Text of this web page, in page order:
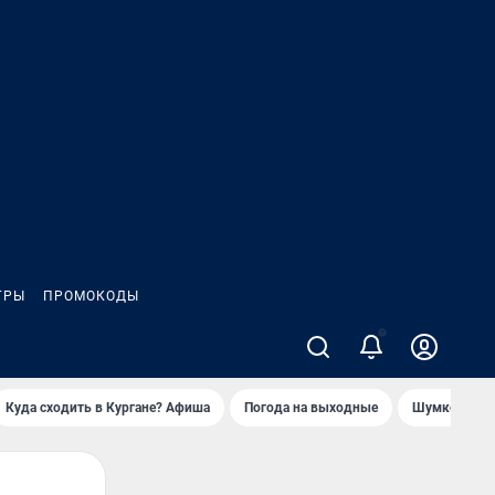
ПРОМОКОДЫ
Куда сходить в Кургане? Афиша Погода на выходные Шумков в